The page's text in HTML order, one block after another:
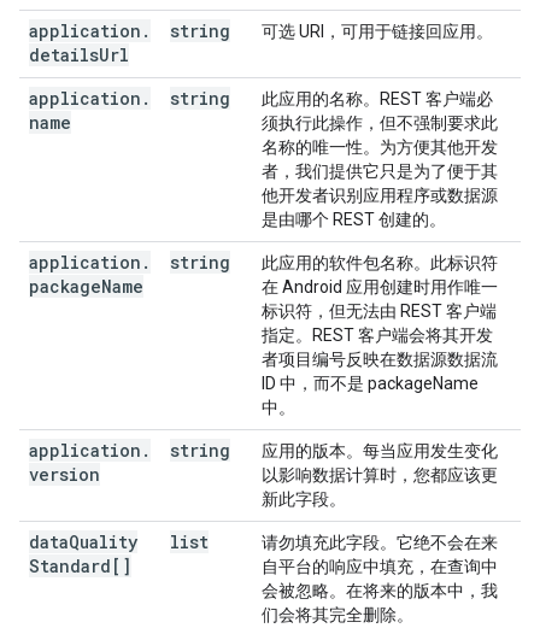
]
}
application .
detailsUrl
string 可选 URI，可用于链接回应用。
application .
name
string
此应用的名称。REST 客户端必
须执行此操作，但不强制要求此
名称的唯一性。为方便其他开发
者，我们提供它只是为了便于其
他开发者识别应用程序或数据源
是由哪个 REST 创建的。
application .
packageName
string
此应用的软件包名称。此标识符
在 Android 应用创建时用作唯一
标识符，但无法由 REST 客户端
指定。REST 客户端会将其开发
者项目编号反映在数据源数据流
ID 中，而不是 packageName
中。
application .
version
string
应用的版本。每当应用发生变化
以影响数据计算时，您都应该更
新此字段。
dataQuality
Standard[]
list
请勿填充此字段。它绝不会在来
自平台的响应中填充，在查询中
会被忽略。在将来的版本中，我
们会将其完全删除。